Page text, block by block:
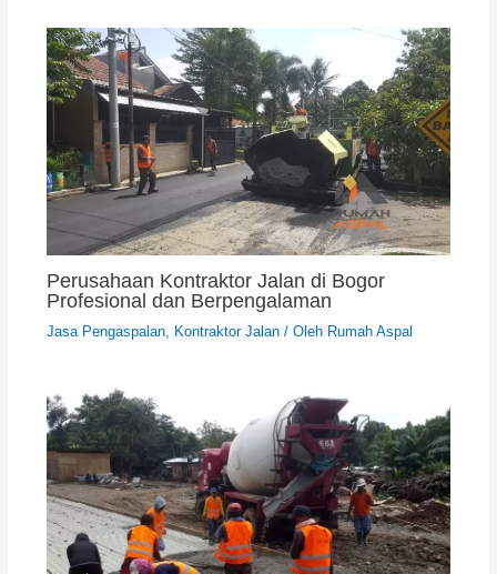
Perusahaan Kontraktor Jalan di Bogor
Profesional dan Berpengalaman
Jasa Pengaspalan, Kontraktor Jalan/ Oleh Rumah Aspal